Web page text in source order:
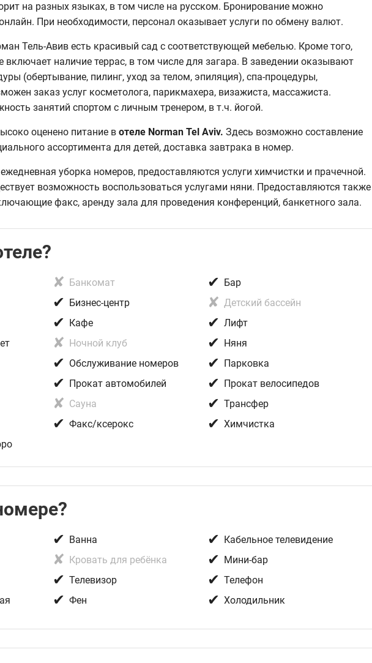
на разных языках, в том числе на русском. Бронирование можно
При необходимости, персонал оказывает услуги по обмену валют.
Тель-Авив есть красивый сад с соответствующей мебелью. Кроме того,
включает наличие террас, в том числе для загара. В заведении оказывают
(обертывание, пилинг, уход за телом, эпиляция), спа-процедуры,
заказ услуг косметолога, парикмахера, визажиста, массажиста.
занятий спортом с личным тренером, в т.ч. йогой.
оценено питание в отеле Norman Tel Aviv. Здесь возможно составление
ассортимента для детей, доставка завтрака в номер.
уборка номеров, предоставляются услуги химчистки и прачечной.
возможность воспользоваться услугами няни. Предоставляются также
факс, аренду зала для проведения конференций, банкетного зала.
✘ Банкомат ✔ Бар
✔ Бизнес-центр ✘ Детский бассейн
✔ Кафе ✔ Лифт
✘ Ночной клуб ✔ Няня
✔ Обслуживание номеров ✔ Парковка
✔ Прокат автомобилей ✔ Прокат велосипедов
✘ Сауна ✔ Трансфер
✔ Факс/ксерокc ✔ Химчистка
✔ Ванна ✔ Кабельное телевидение
✘ Кровать для ребёнка ✔ Мини-бар
✔ Телевизор ✔ Телефон
✔ Фен ✔ Холодильник